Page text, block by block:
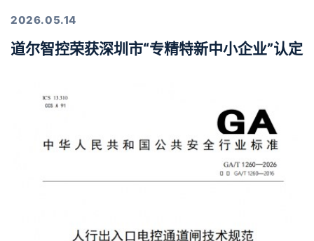
2026.05.14
道尔智控荣获深圳市“专精特新中小企业”认定